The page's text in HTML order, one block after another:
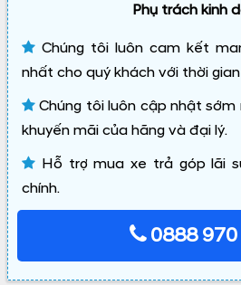
Phụ trách kinh
Chúng tôi luôn cam kết
nhất cho quý khách với thời
Chúng tôi luôn cập nhật
khuyến mãi của hãng và đại lý.
Hỗ trợ mua xe trả góp lãi
chính.
0888